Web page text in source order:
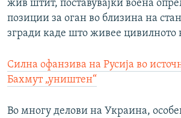
жив штит, поставувајќи воена
позиции за оган во близина на
згради каде што живее цивилното
Силна офанзива на Русија во
Бахмут „уништен“
Во многу делови на Украина,